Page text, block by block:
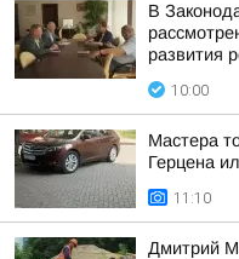
В
развития
10:00
Мастера
Герцена
11:10
Дмитрий